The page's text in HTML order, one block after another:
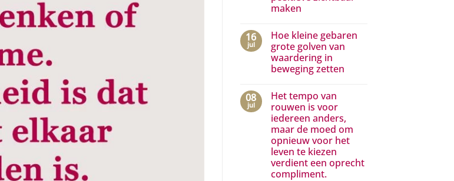
droom
hoeft
te
zijn…
maken
op
Complimenten
aan
media
die
het
maken
16
jul
Hoe kleine gebaren
grote golven van
waardering in
beweging zetten
op
Hoe
kleine
gebaren
grote
golven
van
waardering
in
beweging
zetten
08
jul
Het tempo van
rouwen is voor
iedereen anders,
maar de moed om
opnieuw voor het
leven te kiezen
verdient een oprecht
compliment.